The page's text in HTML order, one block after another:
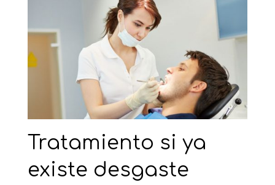
Tratamiento si ya
existe desgaste